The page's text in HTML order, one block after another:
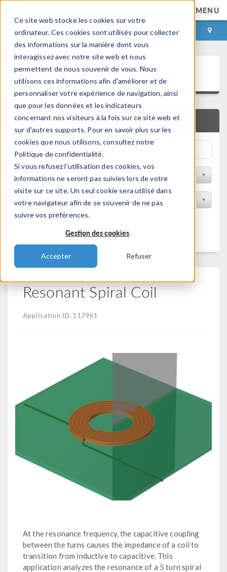
Ce site web stocke les cookies sur votre
ordinateur. Ces cookies sont utilisés pour collecter
des informations sur la manière dont vous
interagissez avec notre site web et nous
permettent de nous souvenir de vous. Nous
utilisons ces informations afin d'améliorer et de
personnaliser votre expérience de navigation, ainsi
que pour les données et les indicateurs
concernant nos visiteurs à la fois sur ce site web et
sur d'autres supports. Pour en savoir plus sur les
cookies que nous utilisons, consultez notre
Politique de confidentialité.
Si vous refusez l'utilisation des cookies, vos
informations ne seront pas suivies lors de votre
visite sur ce site. Un seul cookie sera utilisé dans
votre navigateur afin de se souvenir de ne pas
suivre vos préférences.
Gestion des cookies
Accepter Refuser
MENU
CONNEXION CONTACT
Bibliothèque d'Applications
RECHERCHE RAPIDE
Trier par Discipline
Filtrer par produit
Filtrer
Resonant Spiral Coil
Application ID: 117961
At the resonance frequency, the capacitive coupling
between the turns causes the impedance of a coil to
transition from inductive to capacitive. This
application analyzes the resonance of a 5 turn spiral